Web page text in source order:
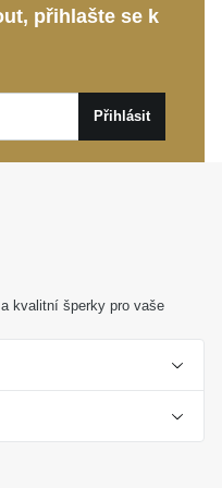
zlatajako
nebo jím zasaďte
přihlašte se k
Přihlásit
kvalitní šperky pro vaše